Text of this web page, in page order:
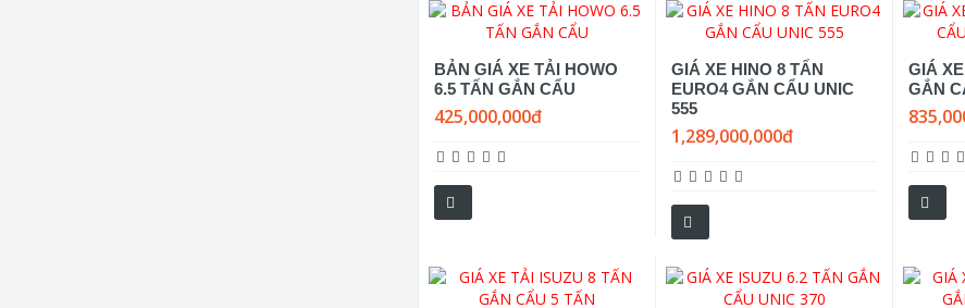
BẢN GIÁ XE TẢI HOWO
6.5 TẤN GẮN CẨU
425,000,000đ
GIÁ XE HINO 8 TẤN
EURO4 GẮN CẨU UNIC
555
1,289,000,000đ
GIÁ
GẮN